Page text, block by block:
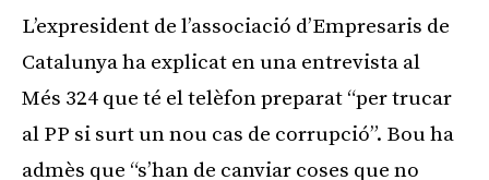
L’expresident de l’associació d’Empresaris de
Catalunya ha explicat en una entrevista al
Més 324 que té el telèfon preparat “per trucar
al PP si surt un nou cas de corrupció”. Bou ha
admès que “s’han de canviar coses que no